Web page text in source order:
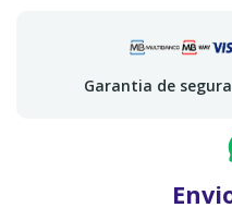
Garantia de